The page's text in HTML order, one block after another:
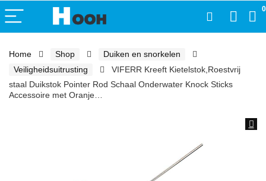
0
Home Shop
Duiken en snorkelen
Veiligheidsuitrusting
VIFERR Kreeft Kietelstok,Roestvrij
staal Duikstok Pointer Rod Schaal Onderwater Knock Sticks
Accessoire met Oranje…